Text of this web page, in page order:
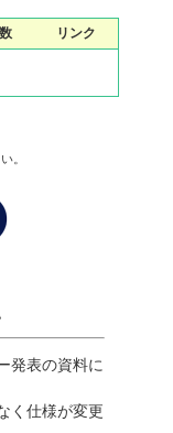
リンク
。
発表の資料に
く仕様が変更